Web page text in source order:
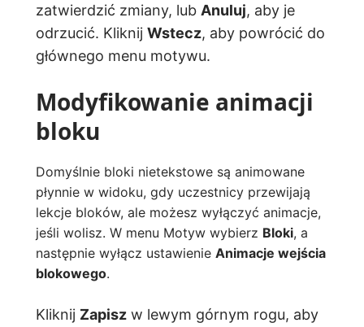
zatwierdzić zmiany, lub Anuluj, aby je
odrzucić. Kliknij Wstecz, aby powrócić do
głównego menu motywu.
Modyfikowanie animacji
bloku
Domyślnie bloki nietekstowe są animowane
płynnie w widoku, gdy uczestnicy przewijają
lekcje bloków, ale możesz wyłączyć animacje,
jeśli wolisz. W menu Motyw wybierz Bloki, a
następnie wyłącz ustawienie Animacje wejścia
blokowego.
Kliknij Zapisz w lewym górnym rogu, aby